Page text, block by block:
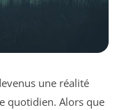
une réalité
quotidien. Alors que